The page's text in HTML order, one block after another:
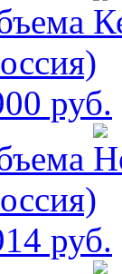
руб.
руб.